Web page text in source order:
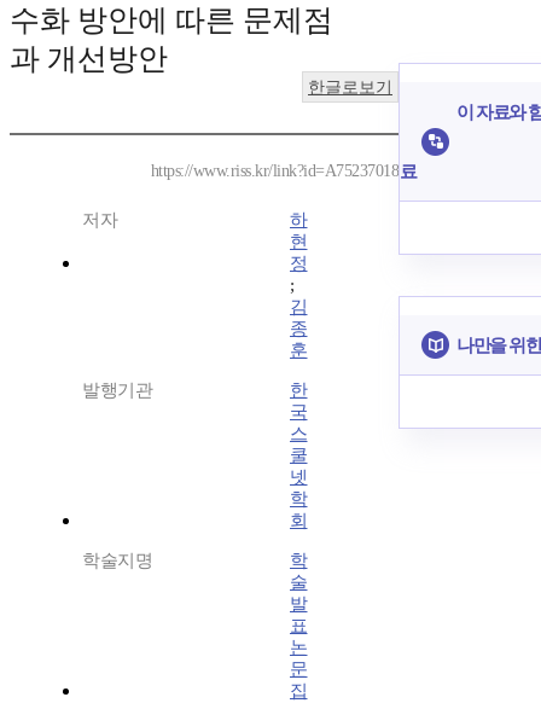
수화 방안에 따른 문제점
과 개선방안
한글로보기
https://www.riss.kr/link?id=A75237018
저자
하
현
정
;
김
종
훈
발행기관
한
국
스
쿨
넷
학
회
학술지명
학
술
발
표
논
문
집
이 자료와
료
나만을 위